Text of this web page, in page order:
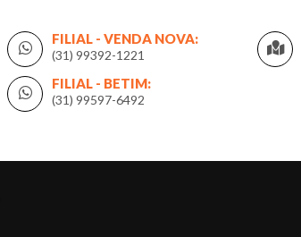
FILIAL - VENDA NOVA:
(31) 99392-1221
FILIAL - BETIM:
(31) 99597-6492